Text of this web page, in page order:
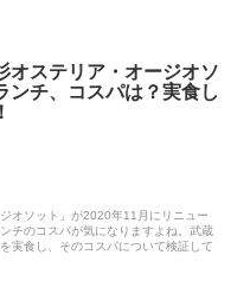
オステリア・オージオソ
ンチ、コスパは？実食し
オソット」が2020年11月にリニュー
チのコスパが気になりますよね。武蔵
実食し、そのコスパについて検証して